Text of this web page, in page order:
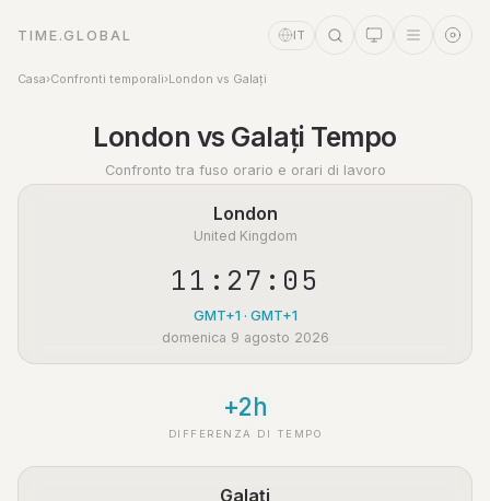
TIME.GLOBAL IT
Casa›Confronti temporali›London vs Galați
London vs Galați Tempo
Confronto tra fuso orario e orari di lavoro
London
United Kingdom
11:27:05
GMT+1 · GMT+1
domenica 9 agosto 2026
+2h
DIFFERENZA DI TEMPO
Galați
Assistente a tempo
Online